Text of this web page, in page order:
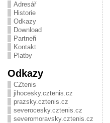
Adresář
Historie
Odkazy
Download
Partneři
Kontakt
Platby
Odkazy
CZtenis
jihocesky.cztenis.cz
prazsky.cztenis.cz
severocesky.cztenis.cz
severomoravsky.cztenis.cz